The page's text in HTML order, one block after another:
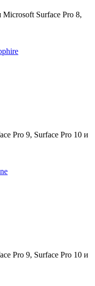
Surface Pro 8,
Pro 9, Surface Pro 10 и
Pro 9, Surface Pro 10 и